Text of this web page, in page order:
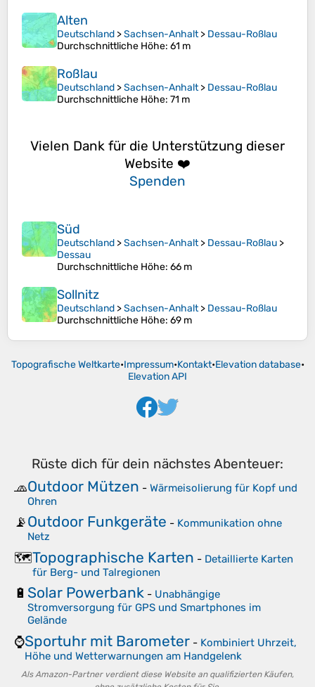
Alten
Deutschland >Sachsen-Anhalt> Dessau-Roßlau
Durchschnittliche Höhe: 61 m
Roßlau
Deutschland >Sachsen-Anhalt> Dessau-Roßlau
Durchschnittliche Höhe: 71 m
Vielen Dank für die Unterstützung dieser
Website ❤️
Spenden
Süd
Deutschland >Sachsen-Anhalt> Dessau-Roßlau >
Dessau
Durchschnittliche Höhe: 66 m
Sollnitz
Deutschland >Sachsen-Anhalt> Dessau-Roßlau
Durchschnittliche Höhe: 69 m
Topografische Weltkarte•Impressum•Kontakt•Elevation database•
Elevation API
Rüste dich für dein nächstes Abenteuer:
🧢Outdoor Mützen - Wärmeisolierung für Kopf und
Ohren
📡Outdoor Funkgeräte - Kommunikation ohne
Netz
🗺️Topographische Karten - Detaillierte Karten
für Berg- und Talregionen
🔋 Solar Powerbank - Unabhängige
Stromversorgung für GPS und Smartphones im
Gelände
⌚Sportuhr mit Barometer - Kombiniert Uhrzeit,
Höhe und Wetterwarnungen am Handgelenk
Als Amazon-Partner verdient diese Website an qualifizierten Käufen,